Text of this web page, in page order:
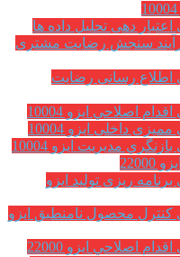
دهی تحلیل داده ها
سنجش رضایت مشتری
اطلاع رسانی رضایت
اصلاحي ایزو 10004
داخلی ایزو 10004
مديريت ایزو 10004
ريزی توليد ایزو
محصول نامنطبق ایزو
اصلاحي ایزو 22000